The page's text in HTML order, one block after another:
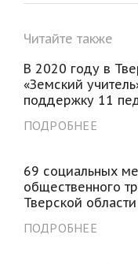
Читайте также
В 2020 году в
«Земский
поддержку 11
ПОДРОБНЕЕ
69 социальных
общественного
Тверской
ПОДРОБНЕЕ